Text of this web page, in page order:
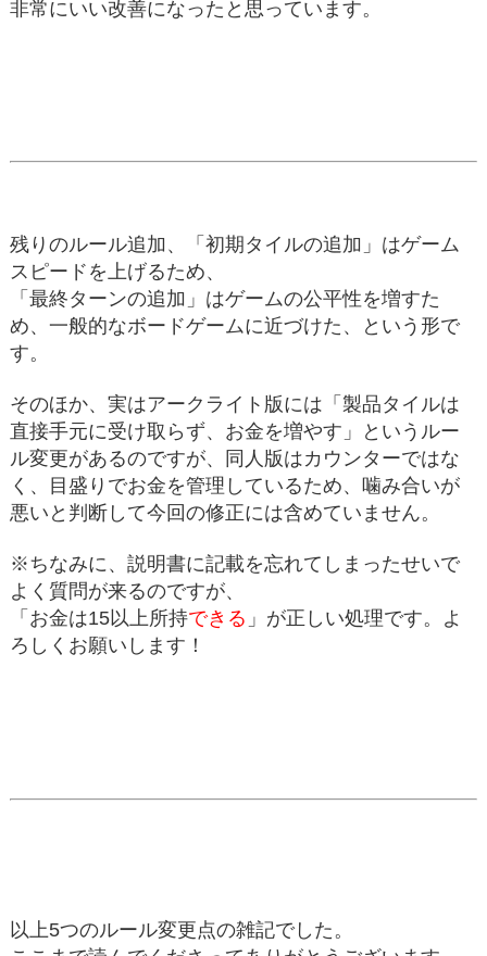
非常にいい改善になったと思っています。
残りのルール追加、「初期タイルの追加」はゲーム
スピードを上げるため、
「最終ターンの追加」はゲームの公平性を増すた
め、一般的なボードゲームに近づけた、という形で
す。
そのほか、実はアークライト版には「製品タイルは
直接手元に受け取らず、お金を増やす」というルー
ル変更があるのですが、同人版はカウンターではな
く、目盛りでお金を管理しているため、噛み合いが
悪いと判断して今回の修正には含めていません。
※ちなみに、説明書に記載を忘れてしまったせいで
よく質問が来るのですが、
「お金は15以上所持できる 」が正しい処理です。よ
ろしくお願いします！
以上5つのルール変更点の雑記でした。